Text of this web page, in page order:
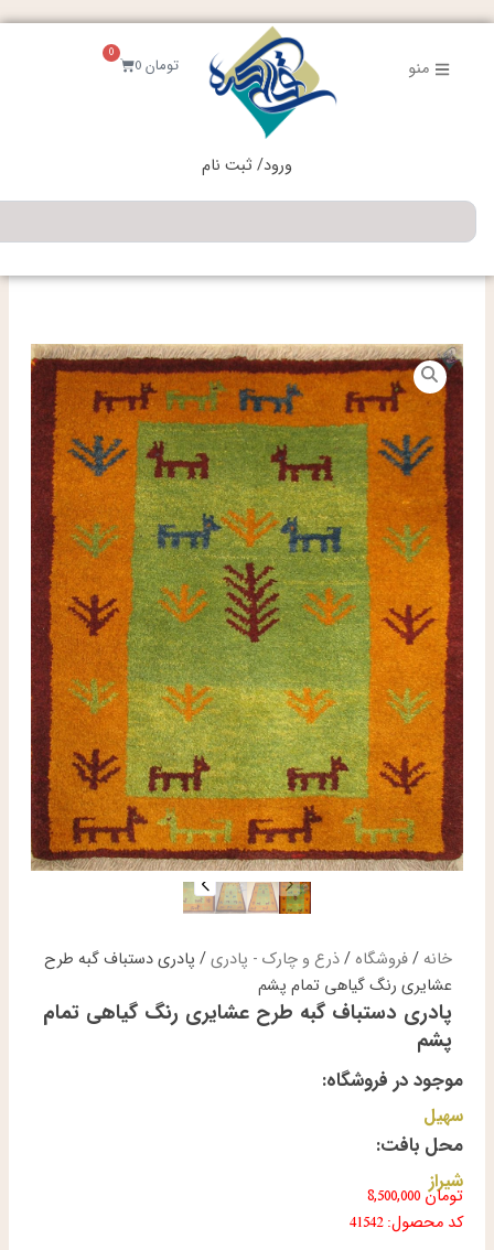
رفتن
منو تومان0
0
سبد
خرید
ورود/ ثبت نام
جستجو
خانه /فروشگاه/ذرع و چارک - پادری/ پادری دستباف گبه طرح
عشایری رنگ گیاهی تمام پشم
پادری دستباف گبه طرح عشایری رنگ گیاهی تمام
پشم
موجود در فروشگاه:
سهیل
محل بافت:
شیراز
تومان
کد محصول: 41542